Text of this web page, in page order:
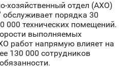
хозяйственный отдел (АХО)
обслуживает порядка 30
000 технических помещений.
выполняемых
работ напрямую влияет на
130 000 сотрудников